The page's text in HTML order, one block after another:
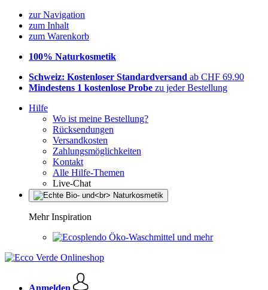
zur Navigation
zum Inhalt
zum Warenkorb
100% Naturkosmetik
Schweiz: Kostenloser Standardversand ab CHF 69.90
Mindestens 1 kostenlose Probe zu jeder Bestellung
Hilfe
Wo ist meine Bestellung?
Rücksendungen
Versandkosten
Zahlungsmöglichkeiten
Kontakt
Alle Hilfe-Themen
Live-Chat
Mehr Inspiration
Öko-Waschmittel und mehr
Anmelden